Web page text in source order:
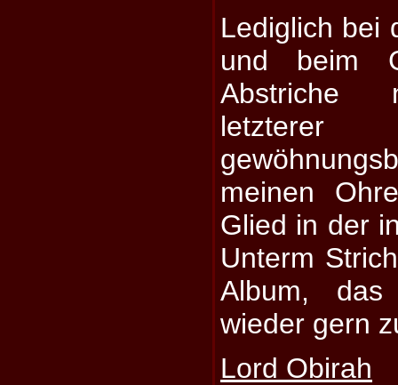
Lediglich bei
und beim
Abstriche
meinen
Glied in der
Unterm
Album,
wieder gern
Lord Obirah